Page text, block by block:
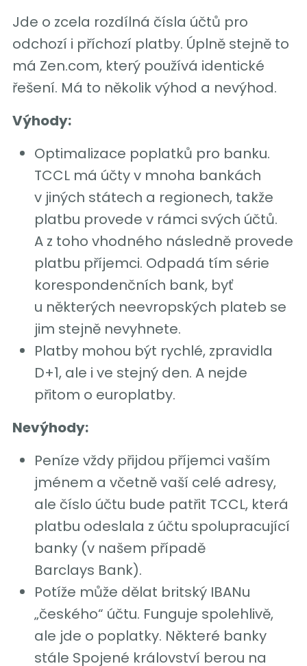
Jde o zcela rozdílná čísla účtů pro
odchozí i příchozí platby. Úplně stejně to
má Zen.com, který používá identické
řešení. Má to několik výhod a nevýhod.
Výhody:
Optimalizace poplatků pro banku.
TCCL má účty v mnoha bankách
v jiných státech a regionech, takže
platbu provede v rámci svých účtů.
A z toho vhodného následně provede
platbu příjemci. Odpadá tím série
korespondenčních bank, byť
u některých neevropských plateb se
jim stejně nevyhnete.
Platby mohou být rychlé, zpravidla
D+1, ale i ve stejný den. A nejde
přitom o europlatby.
Nevýhody:
Peníze vždy přijdou příjemci vaším
jménem a včetně vaší celé adresy,
ale číslo účtu bude patřit TCCL, která
platbu odeslala z účtu spolupracující
banky (v našem případě
Barclays Bank).
Potíže může dělat britský IBANu
„českého“ účtu. Funguje spolehlivě,
ale jde o poplatky. Některé banky
stále Spojené království berou na